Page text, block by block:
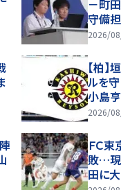
－町
守備
2026/
【柏
ルを
小島
2026/
ＦＣ
敗…現
田に